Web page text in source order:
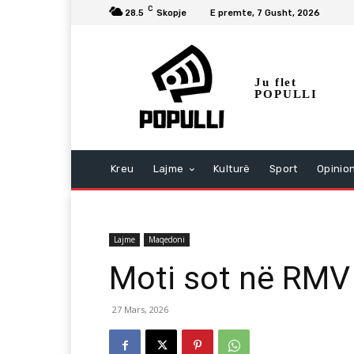
28.5 C Skopje E premte, 7 Gusht, 2026
Ju flet
POPULLI
Kreu Lajme Kulturë Sport
Lajme Maqedoni
Moti sot në RMV
27 Mars, 2026